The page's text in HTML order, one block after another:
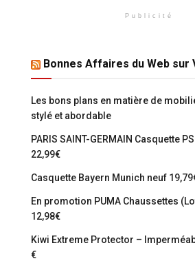
Publicité
Bonnes Affaires du Web sur
Les bons plans en matière de
stylé et abordable
PARIS SAINT-GERMAIN Casquette
22,99€
Casquette Bayern Munich neuf
En promotion PUMA Chaussettes
12,98€
Kiwi Extreme Protector –
€